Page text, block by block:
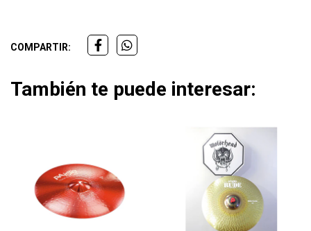
COMPARTIR:
También te puede interesar: